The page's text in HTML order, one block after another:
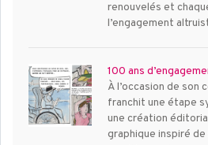
renouvelés et
l’engagement
100 ans
À l’occasion de son
franchit une étape
une création
graphique inspiré